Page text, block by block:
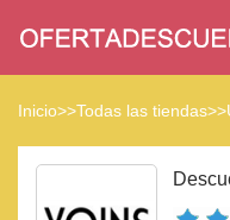
Inicio>>Todas las tiendas>>